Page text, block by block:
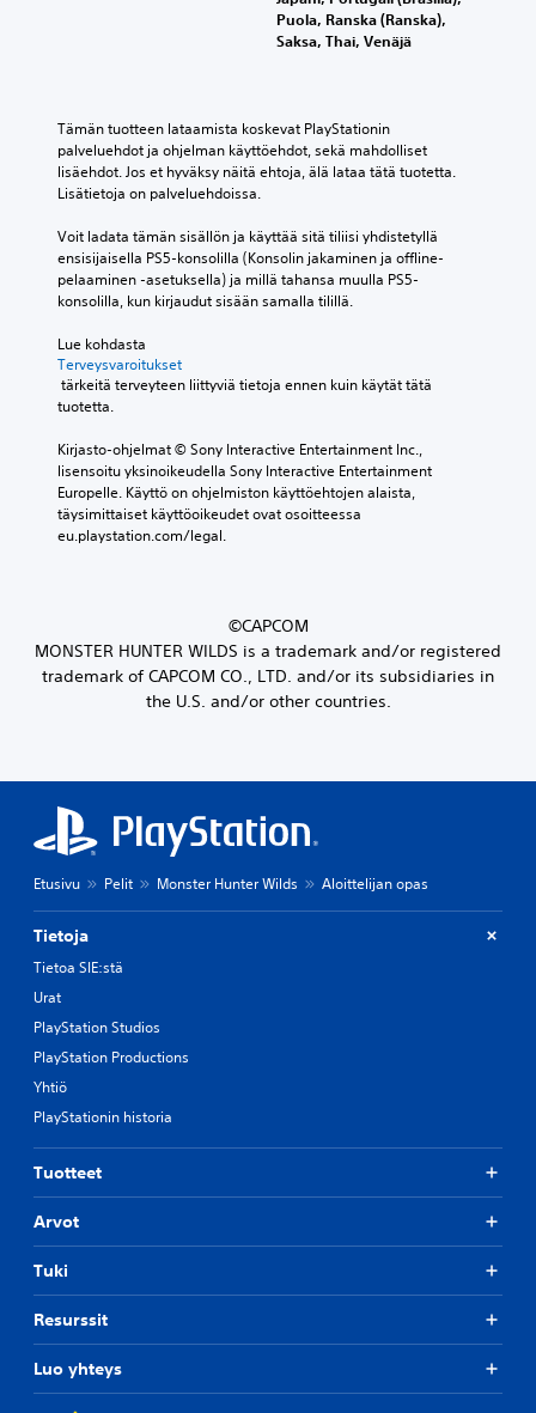
Puola, Ranska (Ranska),
Saksa, Thai, Venäjä
Tämän tuotteen lataamista koskevat PlayStationin
palveluehdot ja ohjelman käyttöehdot, sekä mahdolliset
lisäehdot. Jos et hyväksy näitä ehtoja, älä lataa tätä tuotetta.
Lisätietoja on palveluehdoissa.
Voit ladata tämän sisällön ja käyttää sitä tiliisi yhdistetyllä
ensisijaisella PS5-konsolilla (Konsolin jakaminen ja offline-
pelaaminen -asetuksella) ja millä tahansa muulla PS5-
konsolilla, kun kirjaudut sisään samalla tilillä.
Lue kohdasta
Terveysvaroitukset
tuotetta.
Kirjasto-ohjelmat © Sony Interactive Entertainment Inc.,
lisensoitu yksinoikeudella Sony Interactive Entertainment
Europelle. Käyttö on ohjelmiston käyttöehtojen alaista,
täysimittaiset käyttöoikeudet ovat osoitteessa
eu.playstation.com/legal.
©CAPCOM
MONSTER HUNTER WILDS is a trademark and/or registered
trademark of CAPCOM CO., LTD. and/or its subsidiaries in
the U.S. and/or other countries.
Etusivu Pelit Monster Hunter Wilds Aloittelijan opas
Tietoja
Tietoa SIE:stä
Urat
PlayStation Studios
PlayStation Productions
Yhtiö
PlayStationin historia
Tuotteet
Arvot
Tuki
Resurssit
Luo yhteys